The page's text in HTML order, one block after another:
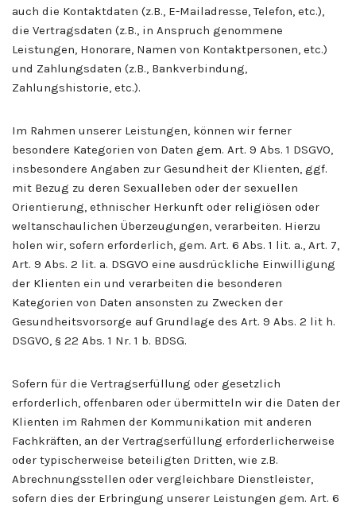
auch die Kontaktdaten (z.B., E-Mailadresse, Telefon, etc.),
die Vertragsdaten (z.B., in Anspruch genommene
Leistungen, Honorare, Namen von Kontaktpersonen, etc.)
und Zahlungsdaten (z.B., Bankverbindung,
Zahlungshistorie, etc.).
Im Rahmen unserer Leistungen, können wir ferner
besondere Kategorien von Daten gem. Art. 9 Abs. 1 DSGVO,
insbesondere Angaben zur Gesundheit der Klienten, ggf.
mit Bezug zu deren Sexualleben oder der sexuellen
Orientierung, ethnischer Herkunft oder religiösen oder
weltanschaulichen Überzeugungen, verarbeiten. Hierzu
holen wir, sofern erforderlich, gem. Art. 6 Abs. 1 lit. a., Art. 7,
Art. 9 Abs. 2 lit. a. DSGVO eine ausdrückliche Einwilligung
der Klienten ein und verarbeiten die besonderen
Kategorien von Daten ansonsten zu Zwecken der
Gesundheitsvorsorge auf Grundlage des Art. 9 Abs. 2 lit h.
DSGVO, § 22 Abs. 1 Nr. 1 b. BDSG.
Sofern für die Vertragserfüllung oder gesetzlich
erforderlich, offenbaren oder übermitteln wir die Daten der
Klienten im Rahmen der Kommunikation mit anderen
Fachkräften, an der Vertragserfüllung erforderlicherweise
oder typischerweise beteiligten Dritten, wie z.B.
Abrechnungsstellen oder vergleichbare Dienstleister,
sofern dies der Erbringung unserer Leistungen gem. Art. 6